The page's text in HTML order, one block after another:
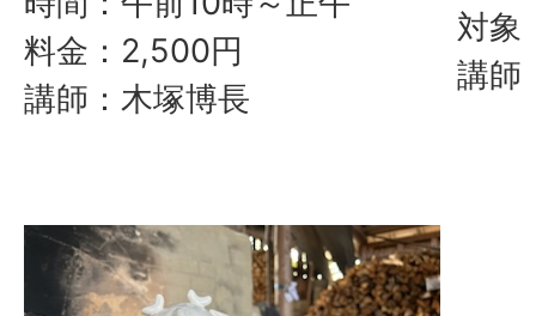
料金：2,500円
講師：木塚博長
対象
講師